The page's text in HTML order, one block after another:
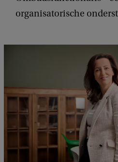
organisatorische